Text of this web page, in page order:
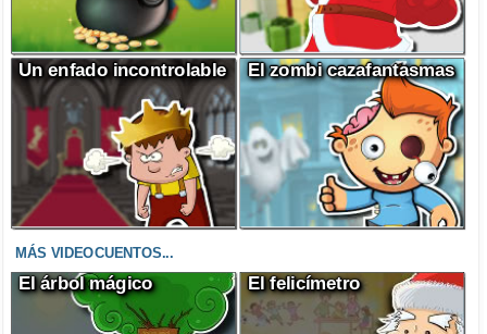
Un enfado incontrolable El zombi cazafantasmas
MÁS VIDEOCUENTOS...
El árbol mágico El felicímetro